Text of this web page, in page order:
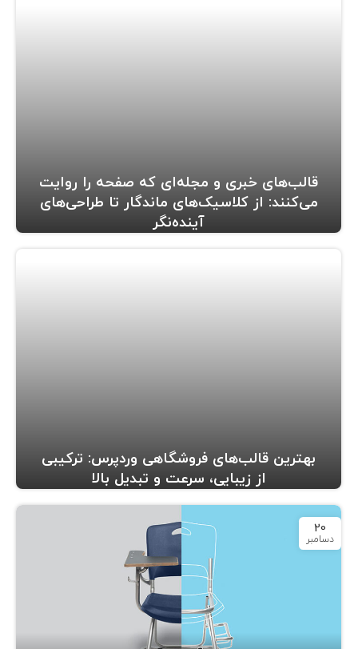
قالب‌های خبری و مجله‌ای که صفحه را روایت
می‌کنند: از کلاسیک‌های ماندگار تا طراحی‌های
آینده‌نگر
بهترین قالب‌های فروشگاهی وردپرس: ترکیبی
از زیبایی، سرعت و تبدیل بالا
20
دسامبر